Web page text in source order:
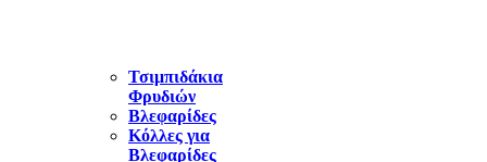
Τσιμπιδάκια
Φρυδιών
Βλεφαρίδες
Κόλλες για
Βλεφαρίδες